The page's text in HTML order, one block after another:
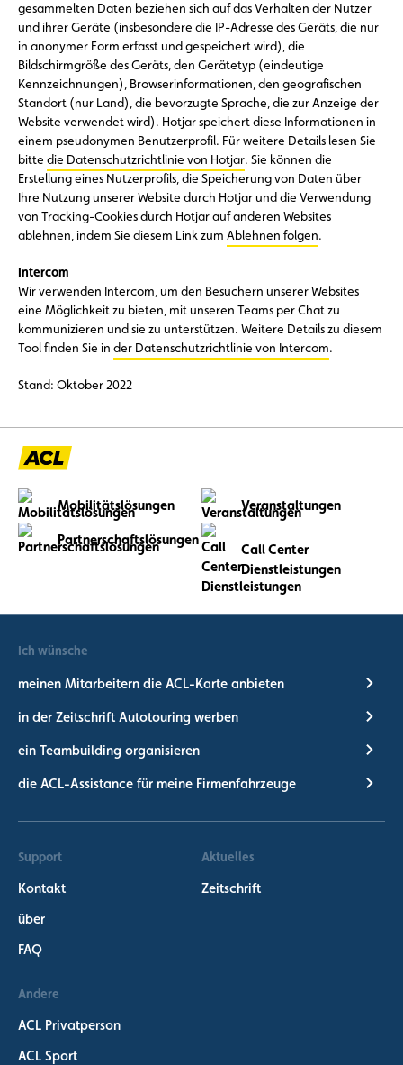
gesammelten Daten beziehen sich auf das Verhalten der Nutzer
und ihrer Geräte (insbesondere die IP-Adresse des Geräts, die nur
in anonymer Form erfasst und gespeichert wird), die
Bildschirmgröße des Geräts, den Gerätetyp (eindeutige
Kennzeichnungen), Browserinformationen, den geografischen
Standort (nur Land), die bevorzugte Sprache, die zur Anzeige der
Website verwendet wird). Hotjar speichert diese Informationen in
einem pseudonymen Benutzerprofil. Für weitere Details lesen Sie
bitte die Datenschutzrichtlinie von Hotjar. Sie können die
Erstellung eines Nutzerprofils, die Speicherung von Daten über
Ihre Nutzung unserer Website durch Hotjar und die Verwendung
von Tracking-Cookies durch Hotjar auf anderen Websites
ablehnen, indem Sie diesem Link zum Ablehnen folgen.
Intercom
Wir verwenden Intercom, um den Besuchern unserer Websites
eine Möglichkeit zu bieten, mit unseren Teams per Chat zu
kommunizieren und sie zu unterstützen. Weitere Details zu diesem
Tool finden Sie in der Datenschutzrichtlinie von Intercom.
Stand: Oktober 2022
Mobilitätslösungen Veranstaltungen
Partnerschaftslösungen
Call Center
Dienstleistungen
Ich wünsche
meinen Mitarbeitern die ACL-Karte anbieten
in der Zeitschrift Autotouring werben
ein Teambuilding organisieren
die ACL-Assistance für meine Firmenfahrzeuge
Support
Kontakt
über
FAQ
Aktuelles
Zeitschrift
Andere
ACL Privatperson
ACL Sport